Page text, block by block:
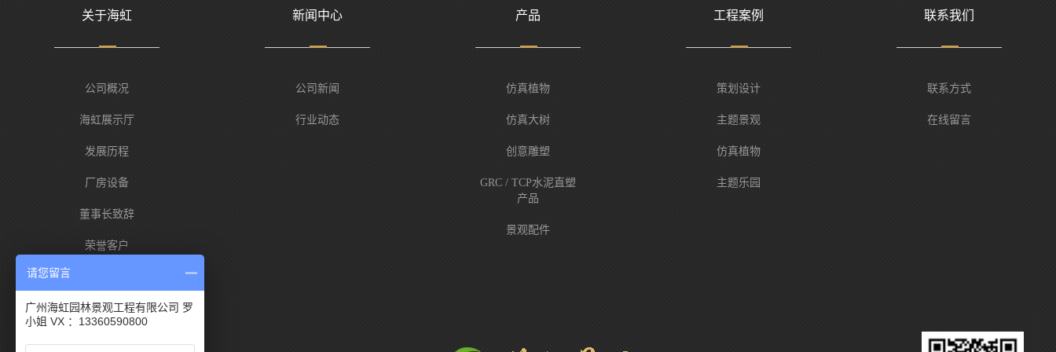
关于海虹
公司概况
海虹展示厅
发展历程
厂房设备
董事长致辞
荣誉客户
新闻中心
公司新闻
行业动态
产品
仿真植物
仿真大树
创意雕塑
GRC / TCP水泥直塑
产品
景观配件
工程案例
策划设计
主题景观
仿真植物
主题乐园
联系我们
联系方式
在线留言
服务热线
请您留言
广州海虹园林景观工程有限公司 罗
小姐 VX ：13360590800